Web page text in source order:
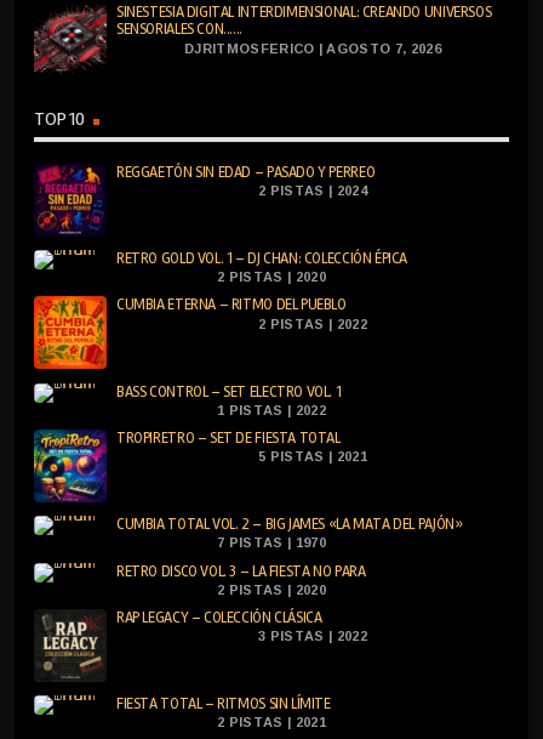
SINESTESIA DIGITAL INTERDIMENSIONAL: CREANDO UNIVERSOS
SENSORIALES CON......
DJRITMOSFERICO | AGOSTO 7, 2026
TOP 10
REGGAETÓN SIN EDAD – PASADO Y PERREO
2 PISTAS | 2024
RETRO GOLD VOL. 1 – DJ CHAN: COLECCIÓN ÉPICA
2 PISTAS | 2020
CUMBIA ETERNA – RITMO DEL PUEBLO
2 PISTAS | 2022
BASS CONTROL – SET ELECTRO VOL. 1
1 PISTAS | 2022
TROPIRETRO – SET DE FIESTA TOTAL
5 PISTAS | 2021
CUMBIA TOTAL VOL. 2 – BIG JAMES «LA MATA DEL PAJÓN»
7 PISTAS | 1970
RETRO DISCO VOL. 3 – LA FIESTA NO PARA
2 PISTAS | 2020
RAP LEGACY – COLECCIÓN CLÁSICA
3 PISTAS | 2022
FIESTA TOTAL – RITMOS SIN LÍMITE
2 PISTAS | 2021